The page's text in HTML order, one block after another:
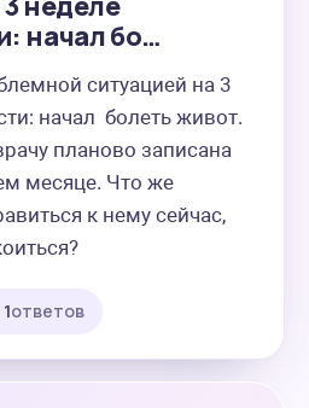
начал бо…
ситуацией на 3
начал  болеть живот.
планово записана
месяце. Что же
к нему сейчас,
ответов